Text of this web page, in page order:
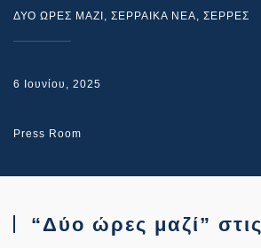
ΔΥΟ ΩΡΕΣ ΜΑΖΙ , ΣΕΡΡΑΙΚΑ ΝΕΑ, ΣΕΡΡΕΣ
6 Ιουνίου, 2025
Press Room
“Δύο ώρες μαζί”